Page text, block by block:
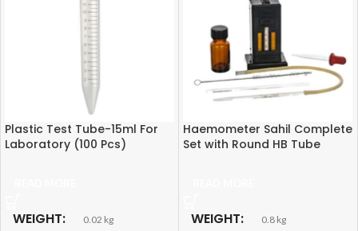
Plastic Test Tube-15ml For
Laboratory (100 Pcs)
WEIGHT 0.02 kg
Haemometer Sahil Complete
Set with Round HB Tube
WEIGHT 0.8 kg